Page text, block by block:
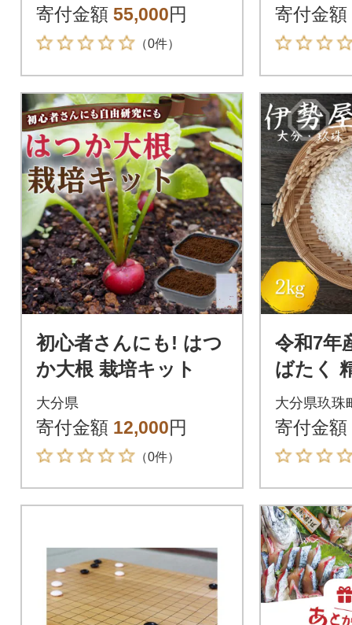
寄付金額 55,000円
（0件）
寄付金額
初心者さんにも! はつ
か大根 栽培キット
大分県
寄付金額 12,000円
（0件）
令和7年
ばたく
大分県玖珠
寄付金額